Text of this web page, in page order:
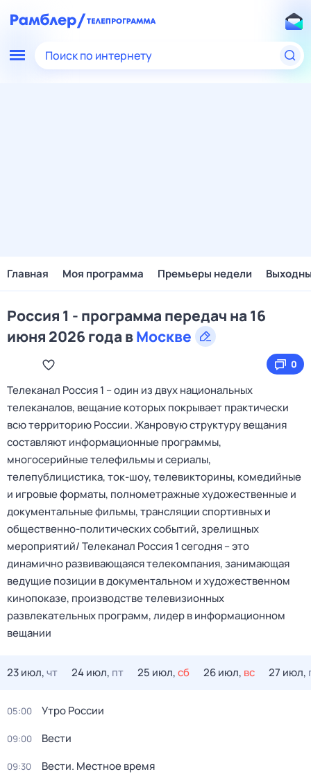
Поиск по интернету
Главная Моя программа Премьеры недели
Россия 1 - программа передач на 16
июня 2026 года вМоскве
0
Телеканал Россия 1 – один из двух национальных
телеканалов, вещание которых покрывает практически
всю территорию России. Жанровую структуру вещания
составляют информационные программы,
многосерийные телефильмы и сериалы,
телепублицистика, ток-шоу, телевикторины, комедийные
и игровые форматы, полнометражные художественные и
документальные фильмы, трансляции спортивных и
общественно-политических событий, зрелищных
мероприятий/ Телеканал Россия 1 сегодня – это
динамично развивающаяся телекомпания, занимающая
ведущие позиции в документальном и художественном
кинопоказе, производстве телевизионных
развлекательных программ, лидер в информационном
вещании
23 июл,чт 24 июл, пт 25 июл,сб 26 июл, вс 27 июл,
05:00 Утро России
09:00 Вести
09:30 Вести. Местное время